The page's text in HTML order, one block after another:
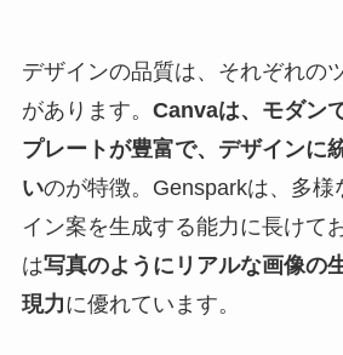
デザインの品質は、それぞれの
があります。 Canvaは、モダン
プレートが豊富で、デザインに
いのが特徴。Gensparkは、多様
イン案を生成する能力に長けて
は写真のようにリアルな画像の
現力に優れています。